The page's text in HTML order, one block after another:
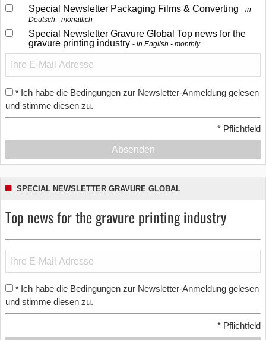
Special Newsletter Packaging Films & Converting
in
Deutsch - monatlich
Special Newsletter Gravure Global Top news for the
gravure printing industry
in English - monthly
* Ich habe die Bedingungen zur Newsletter-Anmeldung gelesen
und stimme diesen zu.
* Pflichtfeld
Absenden
SPECIAL NEWSLETTER GRAVURE GLOBAL
Top news for the gravure printing industry
* Ich habe die Bedingungen zur Newsletter-Anmeldung gelesen
und stimme diesen zu.
* Pflichtfeld